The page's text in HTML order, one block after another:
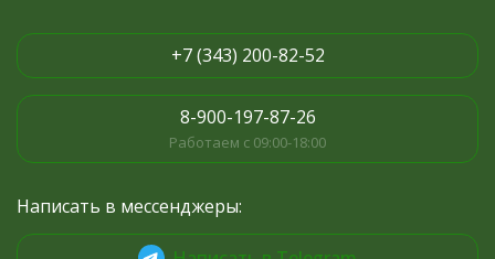
+7 (343) 200-82-52
8-900-197-87-26
Работаем с 09:00-18:00
Написать в мессенджеры: